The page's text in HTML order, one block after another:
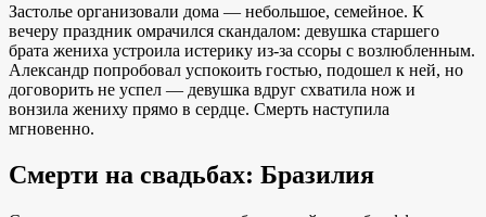
Застолье организовали дома — небольшое, семейное. К
вечеру праздник омрачился скандалом: девушка старшего
брата жениха устроила истерику из-за ссоры с возлюбленным.
Александр попробовал успокоить гостью, подошел к ней, но
договорить не успел — девушка вдруг схватила нож и
вонзила жениху прямо в сердце. Смерть наступила
мгновенно.
Смерти на свадьбах: Бразилия